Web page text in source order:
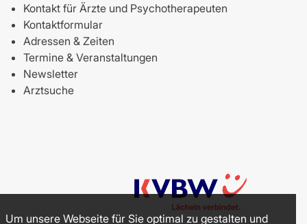
Kontakt für Ärzte und Psychotherapeuten
Kontaktformular
Adressen & Zeiten
Termine & Veranstaltungen
Newsletter
Arztsuche
Um unsere Webseite für Sie optimal zu gestalten und